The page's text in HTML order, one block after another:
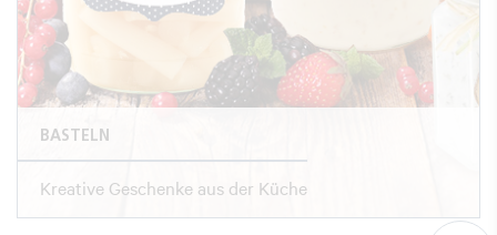
BASTELN
Kreative Geschenke aus der Küche